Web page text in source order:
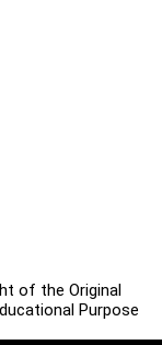
of the Original
Purpose